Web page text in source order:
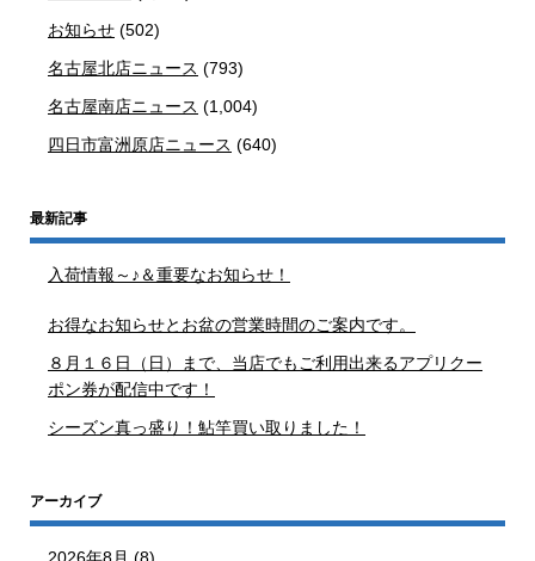
お知らせ (502)
名古屋北店ニュース (793)
名古屋南店ニュース (1,004)
四日市富洲原店ニュース (640)
最新記事
入荷情報～♪＆重要なお知らせ！
お得なお知らせとお盆の営業時間のご案内です。
８月１６日（日）まで、当店でもご利用出来るアプリクー
ポン券が配信中です！
シーズン真っ盛り！鮎竿買い取りました！
アーカイブ
2026年8月 (8)